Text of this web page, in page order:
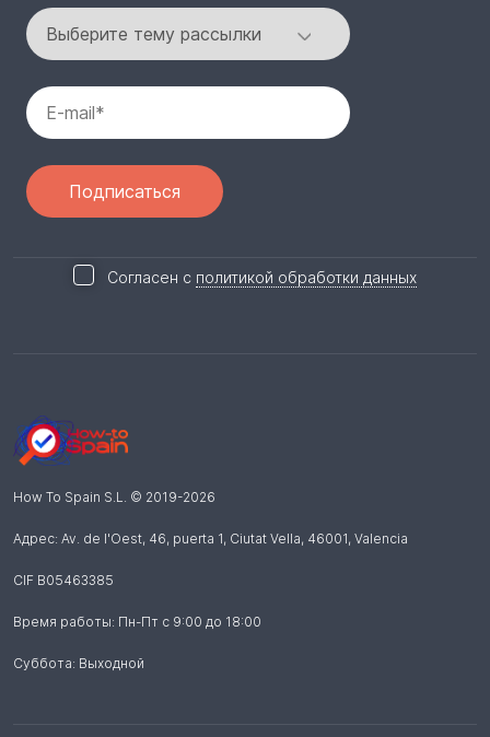
Согласен с политикой обработки данных
How To Spain S.L. © 2019-2026
Адрес: Av. de l'Oest, 46, puerta 1, Ciutat Vella, 46001, Valencia
CIF B05463385
Время работы: Пн-Пт с 9:00 до 18:00
Суббота: Выходной